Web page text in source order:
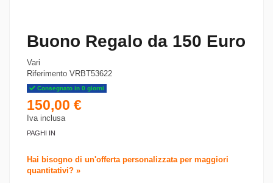
Buono Regalo da 150 Euro
Vari
Riferimento VRBT53622
Consegnato in 0 giorni
150,00 €
Iva inclusa
PAGHI IN
Hai bisogno di un'offerta personalizzata per maggiori
quantitativi? »